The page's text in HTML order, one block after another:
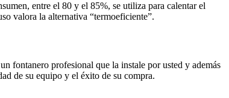
entre el 80 y el 85%, se utiliza para calentar el
valora la alternativa “termoeficiente”.
fontanero profesional que la instale por usted y además
de su equipo y el éxito de su compra.